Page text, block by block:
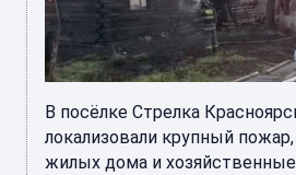
В посёлке Стрелка
локализовали крупный
жилых дома и